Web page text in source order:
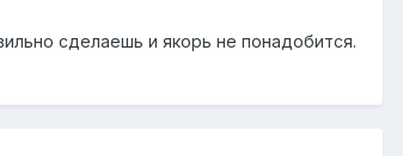
сделаешь и якорь не понадобится.